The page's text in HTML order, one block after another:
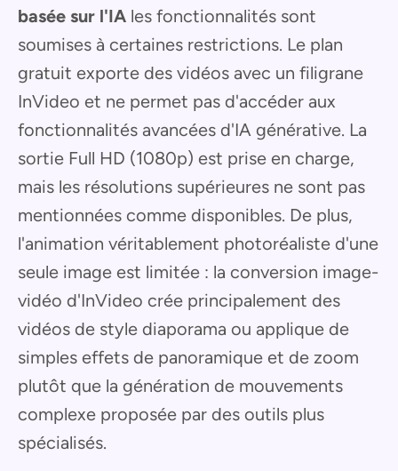
basée sur l'IA les fonctionnalités sont
soumises à certaines restrictions. Le plan
gratuit exporte des vidéos avec un filigrane
InVideo et ne permet pas d'accéder aux
fonctionnalités avancées d'IA générative. La
sortie Full HD (1080p) est prise en charge,
mais les résolutions supérieures ne sont pas
mentionnées comme disponibles. De plus,
l'animation véritablement photoréaliste d'une
seule image est limitée : la conversion image-
vidéo d'InVideo crée principalement des
vidéos de style diaporama ou applique de
simples effets de panoramique et de zoom
plutôt que la génération de mouvements
complexe proposée par des outils plus
spécialisés.